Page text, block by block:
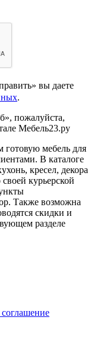
вы даете
.
пожалуйста,
Мебель23.ру
мебель для
В каталоге
кресел, декора
курьерской
Также возможна
скидки и
разделе
соглашение